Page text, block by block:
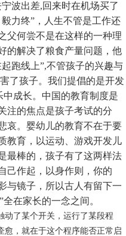
波出差,回来时在机场买了
力终”，人生不管是工作还
父何尝不是在这样的一种理
的解决了粮食产量问题，他
跑线上”,不管孩子的兴趣与
了孩子。我们提倡的是开发
中成长。中国的教育制度是
注的焦点是孩子考试的分
哀。婴幼儿的教育不在于要
教育，以运动、游戏开发儿
最棒的，孩子有了这两样法
己作起，以身作则，你的
与镜子，所以古人有留下一
在家长的一念之间。
动了某个开关，运行了某段程
愈，就在于这个程序能否正常启